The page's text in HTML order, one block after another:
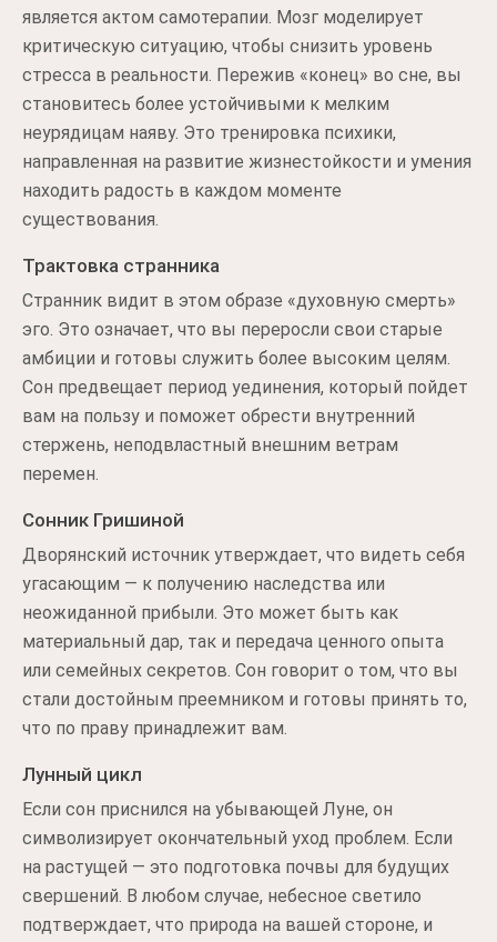
является актом самотерапии. Мозг моделирует
критическую ситуацию, чтобы снизить уровень
стресса в реальности. Пережив «конец» во сне, вы
становитесь более устойчивыми к мелким
неурядицам наяву. Это тренировка психики,
направленная на развитие жизнестойкости и умения
находить радость в каждом моменте
существования.
Трактовка странника
Странник видит в этом образе «духовную смерть»
эго. Это означает, что вы переросли свои старые
амбиции и готовы служить более высоким целям.
Сон предвещает период уединения, который пойдет
вам на пользу и поможет обрести внутренний
стержень, неподвластный внешним ветрам
перемен.
Сонник Гришиной
Дворянский источник утверждает, что видеть себя
угасающим — к получению наследства или
неожиданной прибыли. Это может быть как
материальный дар, так и передача ценного опыта
или семейных секретов. Сон говорит о том, что вы
стали достойным преемником и готовы принять то,
что по праву принадлежит вам.
Лунный цикл
Если сон приснился на убывающей Луне, он
символизирует окончательный уход проблем. Если
на растущей — это подготовка почвы для будущих
свершений. В любом случае, небесное светило
подтверждает, что природа на вашей стороне, и